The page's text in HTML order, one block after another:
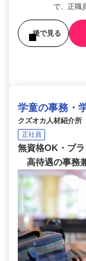
で、正職
後で見る
学童の事務・
クズオカ人材紹介所
正社員
無資格OK・ブ
高待遇の事務